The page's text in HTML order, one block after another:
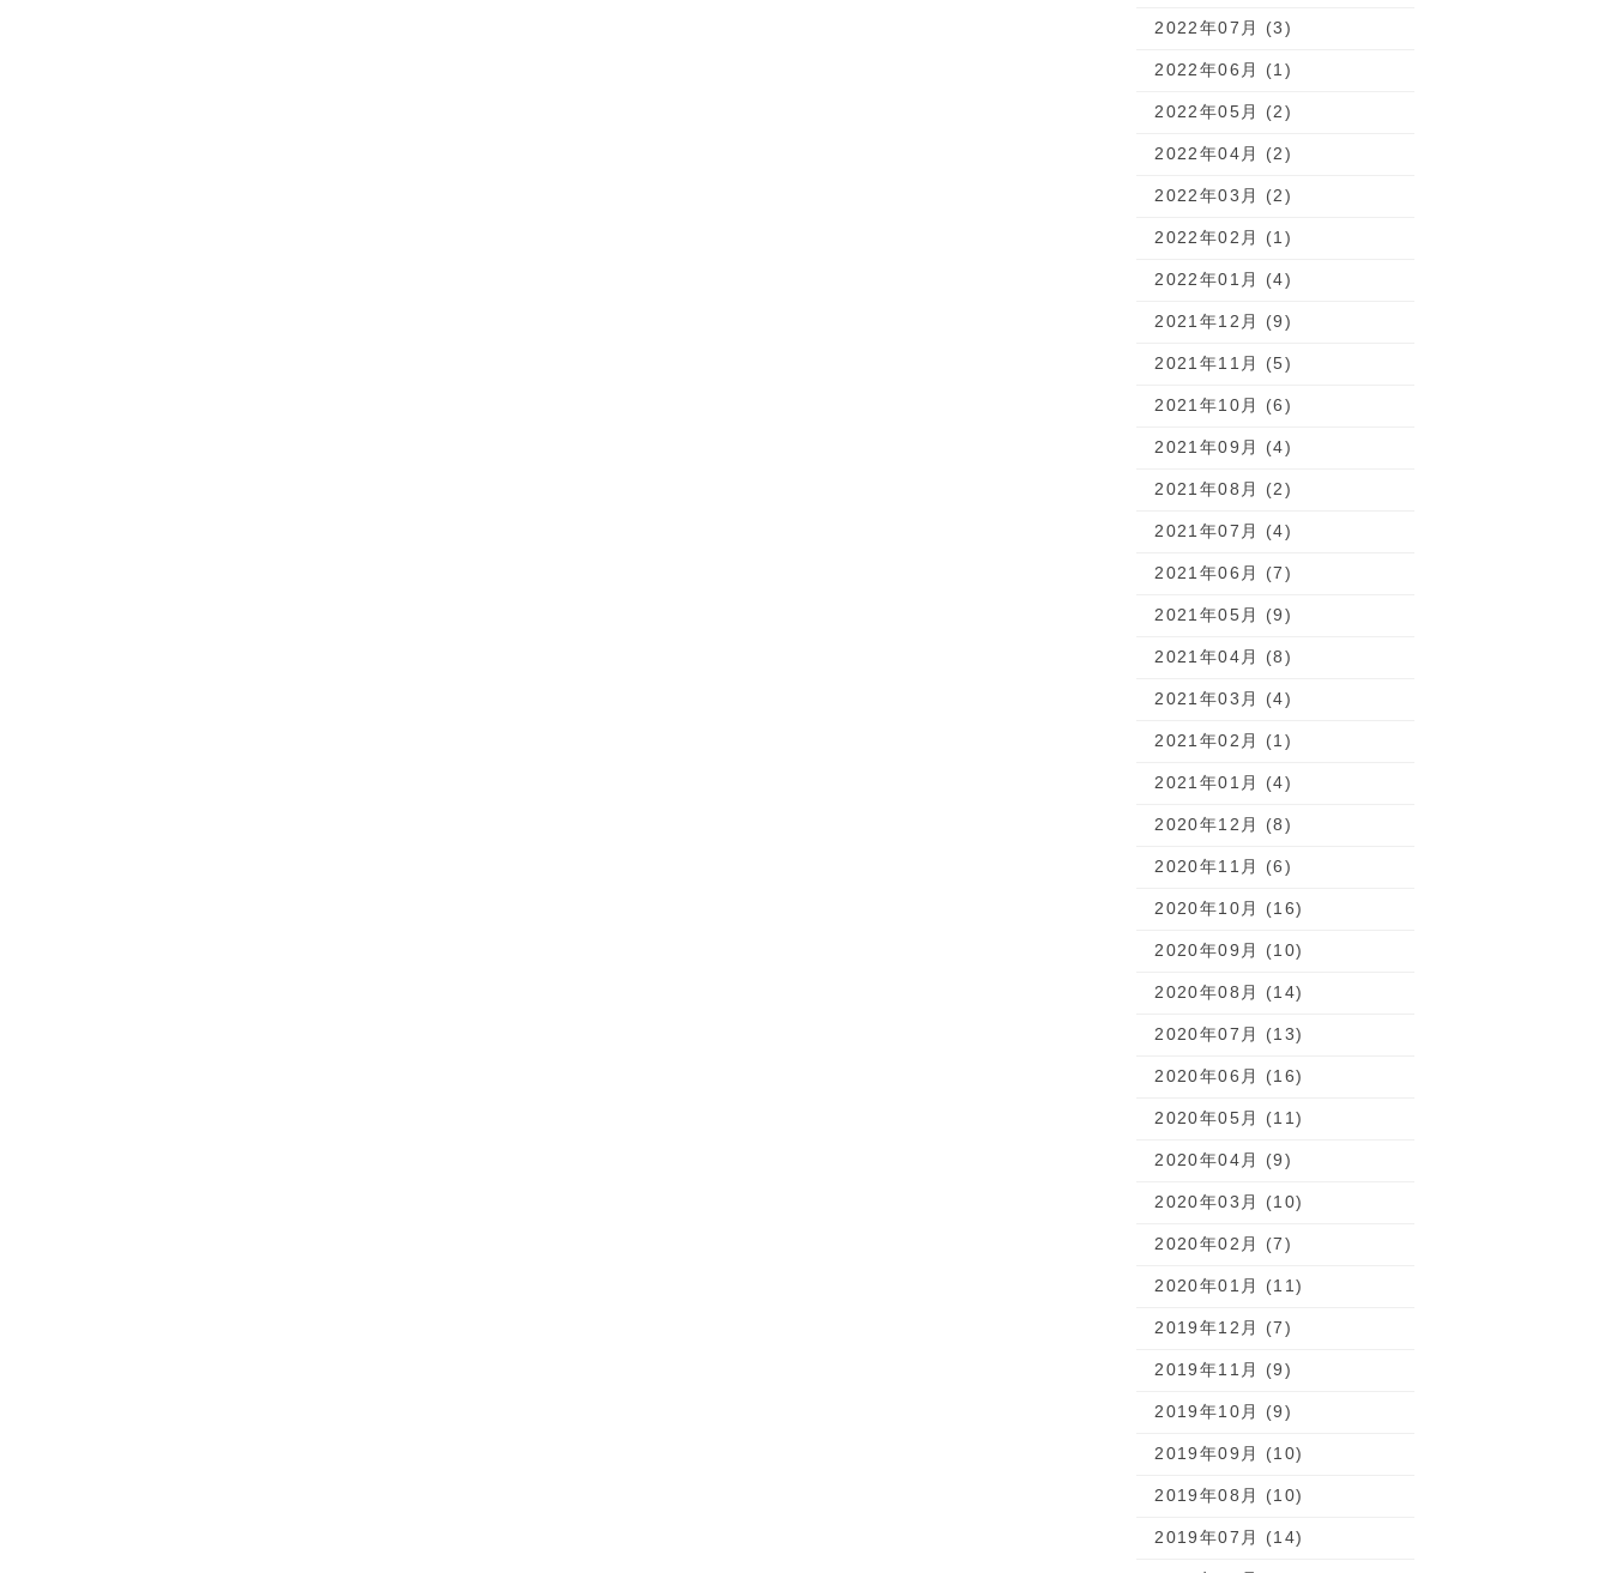
2022年07月 (3)
2022年06月 (1)
2022年05月 (2)
2022年04月 (2)
2022年03月 (2)
2022年02月 (1)
2022年01月 (4)
2021年12月 (9)
2021年11月 (5)
2021年10月 (6)
2021年09月 (4)
2021年08月 (2)
2021年07月 (4)
2021年06月 (7)
2021年05月 (9)
2021年04月 (8)
2021年03月 (4)
2021年02月 (1)
2021年01月 (4)
2020年12月 (8)
2020年11月 (6)
2020年10月 (16)
2020年09月 (10)
2020年08月 (14)
2020年07月 (13)
2020年06月 (16)
2020年05月 (11)
2020年04月 (9)
2020年03月 (10)
2020年02月 (7)
2020年01月 (11)
2019年12月 (7)
2019年11月 (9)
2019年10月 (9)
2019年09月 (10)
2019年08月 (10)
2019年07月 (14)